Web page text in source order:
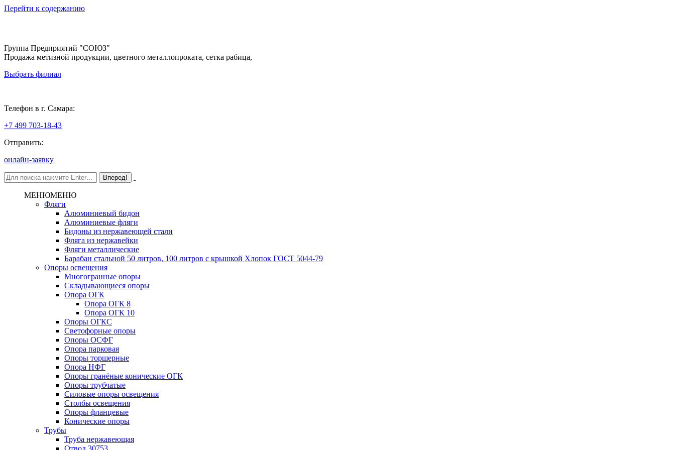
Перейти к содержанию
Группа Предприятий "СОЮЗ"
Продажа метизной продукции, цветного металлопроката, сетка рабица,
Выбрать филиал
Телефон в г. Самара:
+7 499 703-18-43
Отправить:
онлайн-заявку
МЕНЮМЕНЮ
Фляги
Алюминиевый бидон
Алюминиевые фляги
Бидоны из нержавеющей стали
Фляга из нержавейки
Фляги металлические
Барабан стальной 50 литров, 100 литров с крышкой Хлопок ГОСТ 5044-79
Опоры освещения
Многогранные опоры
Складывающиеся опоры
Опора ОГК
Опора ОГК 8
Опора ОГК 10
Опоры ОГКС
Светофорные опоры
Опоры ОСФГ
Опора парковая
Опоры торшерные
Опора НФГ
Опоры гранёные конические ОГК
Опоры трубчатые
Силовые опоры освещения
Столбы освещения
Опоры фланцевые
Конические опоры
Трубы
Труба нержавеющая
Отвод 30753